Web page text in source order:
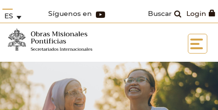
Login
Buscar
Síguenos en
ES